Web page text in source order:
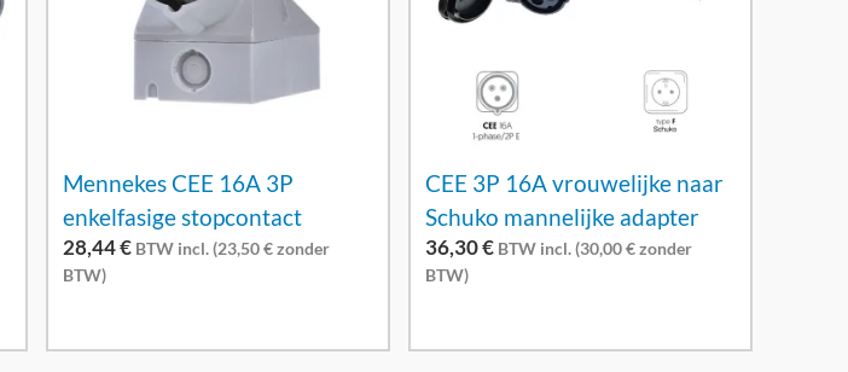
Mennekes CEE 16A 3P
enkelfasige stopcontact
28,44€ BTW incl. (23,50€zonder
BTW)
CEE 3P 16A vrouwelijke naar
Schuko mannelijke adapter
36,30€ BTW incl. (30,00€zonder
BTW)